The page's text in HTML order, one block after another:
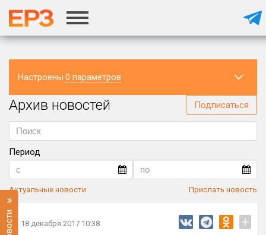
Настроены 0 параметров
Регион
Архив новостей Подписаться
Период
Актуальные новости Прислать новость
18 декабря 2017 10:38 +